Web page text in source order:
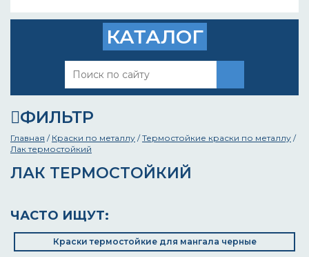
КАТАЛОГ
ФИЛЬТР
Главная / Краски по металлу /Термостойкие краски по металлу /
Лак термостойкий
ЛАК ТЕРМОСТОЙКИЙ
ЧАСТО ИЩУТ:
Краски термостойкие для мангала черные